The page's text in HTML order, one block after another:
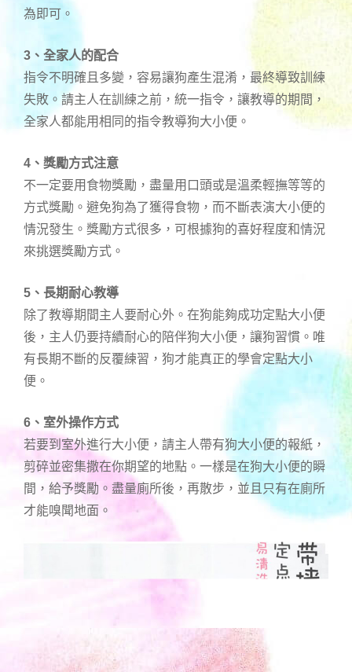
為即可。
3、全家人的配合
指令不明確且多變，容易讓狗產生混淆，最終導致訓練
失敗。請主人在訓練之前，統一指令，讓教導的期間，
全家人都能用相同的指令教導狗大小便。
4、獎勵方式注意
不一定要用食物獎勵，盡量用口頭或是溫柔輕撫等等的
方式獎勵。避免狗為了獲得食物，而不斷表演大小便的
情況發生。獎勵方式很多，可根據狗的喜好程度和情況
來挑選獎勵方式。
5、長期耐心教導
除了教導期間主人要耐心外。在狗能夠成功定點大小便
後，主人仍要持續耐心的陪伴狗大小便，讓狗習慣。唯
有長期不斷的反覆練習，狗才能真正的學會定點大小
便。
6、室外操作方式
若要到室外進行大小便，請主人帶有狗大小便的報紙，
剪碎並密集撒在你期望的地點。一樣是在狗大小便的瞬
間，給予獎勵。盡量廁所後，再散步，並且只有在廁所
才能嗅聞地面。